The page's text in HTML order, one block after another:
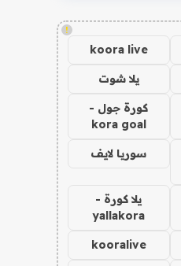
!
koora live
يلا شوت
كورة جول -
kora goal
سوريا لايف
يلا كورة -
yallakora
kooralive